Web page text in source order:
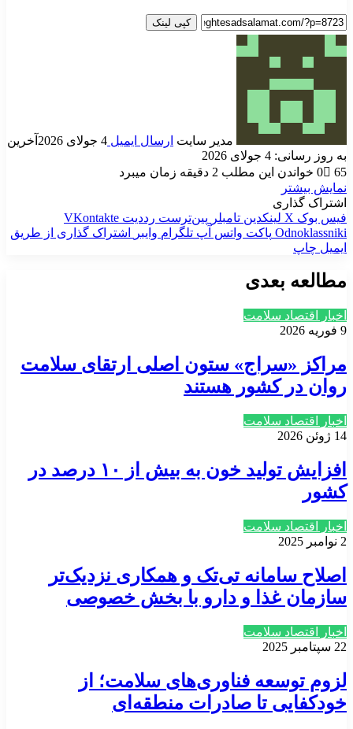
کپی لینک
مدیر سایت ارسال ایمیل 4 جولای 2026
آخرین
به روز رسانی: 4 جولای 2026
0
65
خواندن این مطلب 2 دقیقه زمان میبرد
نمایش بیشتر
اشتراک گذاری
فیس بوک X لینکدین ‫تامبلر ‫پین‌ترست ‫رددیت ‫VKontakte
‫Odnoklassniki پاکت واتس آپ تلگرام وایبر
اشتراک گذاری از طریق
ایمیل چاپ
مطالعه بعدی
اخبار اقتصاد سلامت
9 فوریه 2026
مراکز «سراج» ستون اصلی ارتقای سلامت
روان در کشور هستند
اخبار اقتصاد سلامت
14 ژوئن 2026
افزایش تولید خون به بیش از ۱۰ درصد در
کشور
اخبار اقتصاد سلامت
2 نوامبر 2025
اصلاح سامانه تی‌تک و همکاری نزدیک‌تر
سازمان غذا و دارو با بخش خصوصی
اخبار اقتصاد سلامت
22 سپتامبر 2025
لزوم توسعه فناوری‌های سلامت؛ از
خودکفایی تا صادرات منطقه‌ای